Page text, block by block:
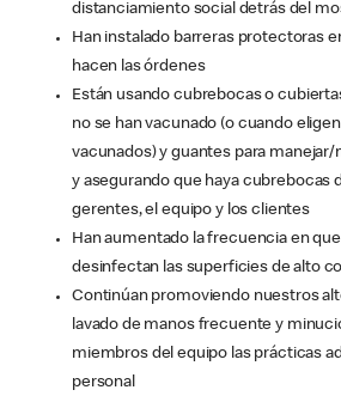
distanciamiento social detrás del
Han instalado barreras protectoras
hacen las órdenes
Están usando cubrebocas o
no se han vacunado (o cuando
vacunados) y guantes para
y asegurando que haya cubrebocas
gerentes, el equipo y los clientes
Han aumentado la frecuencia en
desinfectan las superficies de alto
Continúan promoviendo nuestros
lavado de manos frecuente y
miembros del equipo las prácticas
personal